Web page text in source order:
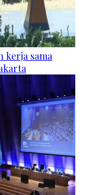
kerja sama